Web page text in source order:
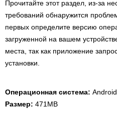
Прочитайте этот раздел, из-за
требований обнаружится
первых определите версию
загруженной на вашем
места, так как приложение
установки.
Операционная система:
Размер: 471MB